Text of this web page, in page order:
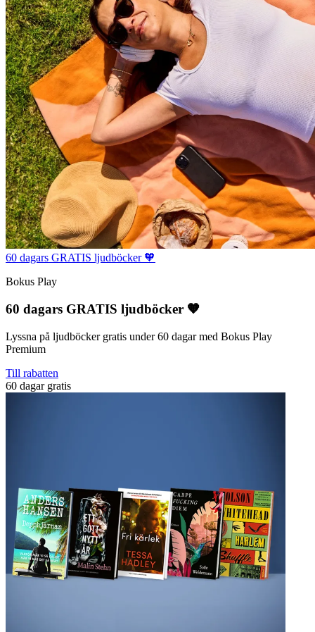
60 dagars GRATIS ljudböcker 🧡
Bokus Play
60 dagars GRATIS ljudböcker 🧡
Lyssna på ljudböcker gratis under 60 dagar med Bokus Play
Premium
Till rabatten
60 dagar gratis